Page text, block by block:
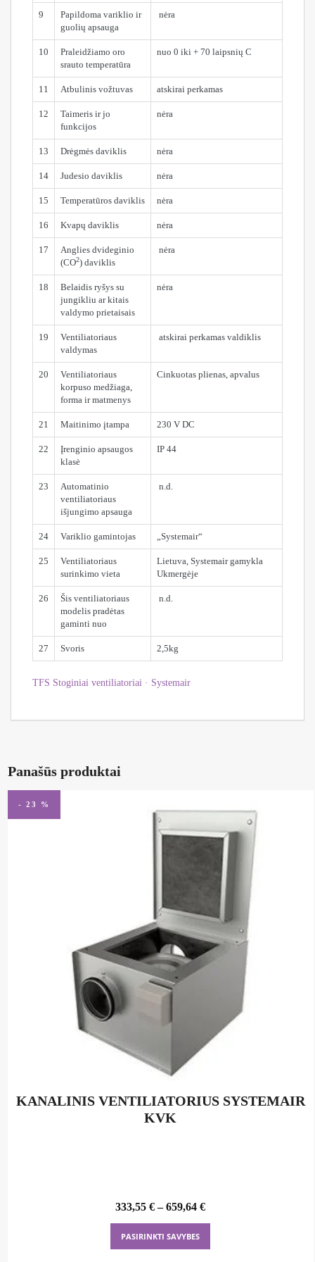
9
Papildoma variklio ir
guolių apsauga
nėra
10
Praleidžiamo oro
srauto temperatūra
nuo 0 iki + 70 laipsnių C
11 Atbulinis vožtuvas atskirai perkamas
12
Taimeris ir jo
funkcijos
nėra
13 Drėgmės daviklis nėra
14 Judesio daviklis nėra
15 Temperatūros daviklis nėra
16 Kvapų daviklis nėra
17
Anglies dvideginio
(CO2) daviklis
nėra
18
Belaidis ryšys su
jungikliu ar kitais
valdymo prietaisais
nėra
19
Ventiliatoriaus
valdymas
atskirai perkamas valdiklis
20
Ventiliatoriaus
korpuso medžiaga,
forma ir matmenys
Cinkuotas plienas, apvalus
21 Maitinimo įtampa 230 V DC
22
Įrenginio apsaugos
klasė
IP 44
23
Automatinio
ventiliatoriaus
išjungimo apsauga
n.d.
24 Variklio gamintojas „Systemair“
25
Ventiliatoriaus
surinkimo vieta
Lietuva, Systemair gamykla
Ukmergėje
26
Šis ventiliatoriaus
modelis pradėtas
gaminti nuo
n.d.
27 Svoris 2,5kg
TFS Stoginiai ventiliatoriai · Systemair
Panašūs produktai
- 23 %
KANALINIS VENTILIATORIUS SYSTEMAIR
KVK
333,55€–659,64€
PASIRINKTI SAVYBES
product